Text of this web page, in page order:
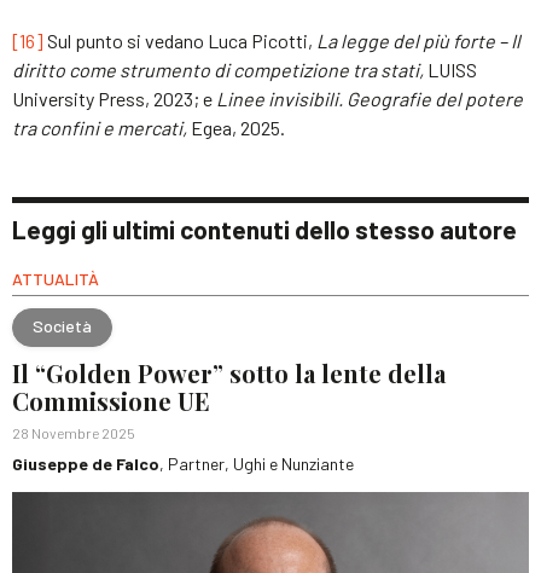
[16] Sul punto si vedano Luca Picotti, La legge del più forte – Il
diritto come strumento di competizione tra stati, LUISS
University Press, 2023; e Linee invisibili. Geografie del potere
tra confini e mercati, Egea, 2025.
Leggi gli ultimi contenuti dello stesso autore
ATTUALITÀ
Società
Il “Golden Power” sotto la lente della
Commissione UE
28 Novembre 2025
Giuseppe de Falco, Partner, Ughi e Nunziante